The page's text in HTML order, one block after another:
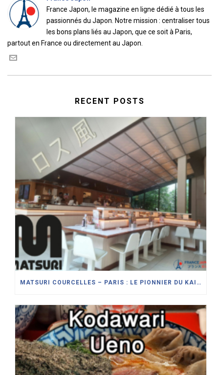
France Japon, le magazine en ligne dédié à tous les
passionnés du Japon. Notre mission : centraliser tous
les bons plans liés au Japon, que ce soit à Paris,
partout en France ou directement au Japon.
RECENT POSTS
MATSURI COURCELLES – PARIS : LE PIONNIER DU KAITENZUSHI (SUSHI SUR TAPIS ROULANT) MODERNISE SON CONCEPT DE RESTAURANT JAPONAIS